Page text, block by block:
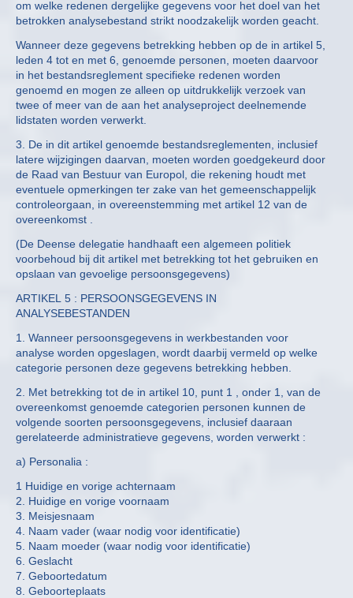
om welke redenen dergelijke gegevens voor het doel van het
betrokken analysebestand strikt noodzakelijk worden geacht.
Wanneer deze gegevens betrekking hebben op de in artikel 5,
leden 4 tot en met 6, genoemde personen, moeten daarvoor
in het bestandsreglement specifieke redenen worden
genoemd en mogen ze alleen op uitdrukkelijk verzoek van
twee of meer van de aan het analyseproject deelnemende
lidstaten worden verwerkt.
3. De in dit artikel genoemde bestandsreglementen, inclusief
latere wijzigingen daarvan, moeten worden goedgekeurd door
de Raad van Bestuur van Europol, die rekening houdt met
eventuele opmerkingen ter zake van het gemeenschappelijk
controleorgaan, in overeenstemming met artikel 12 van de
overeenkomst .
(De Deense delegatie handhaaft een algemeen politiek
voorbehoud bij dit artikel met betrekking tot het gebruiken en
opslaan van gevoelige persoonsgegevens)
ARTIKEL 5 : PERSOONSGEGEVENS IN
ANALYSEBESTANDEN
1. Wanneer persoonsgegevens in werkbestanden voor
analyse worden opgeslagen, wordt daarbij vermeld op welke
categorie personen deze gegevens betrekking hebben.
2. Met betrekking tot de in artikel 10, punt 1 , onder 1, van de
overeenkomst genoemde categorien personen kunnen de
volgende soorten persoonsgegevens, inclusief daaraan
gerelateerde administratieve gegevens, worden verwerkt :
a) Personalia :
1 Huidige en vorige achternaam
2. Huidige en vorige voornaam
3. Meisjesnaam
4. Naam vader (waar nodig voor identificatie)
5. Naam moeder (waar nodig voor identificatie)
6. Geslacht
7. Geboortedatum
8. Geboorteplaats